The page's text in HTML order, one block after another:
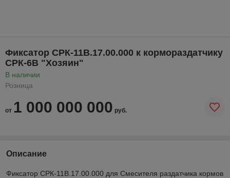
Фиксатор СРК-11В.17.00.000 к кормораздатчику
СРК-6В "Хозяин"
В наличии
Розница
от 1 000 000 000 руб.
Описание
Фиксатор СРК-11В.17.00.000 для Смесителя раздатчика кормов